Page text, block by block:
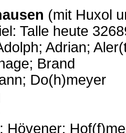
(mit Huxol
Talle heute
Adrian;
Brand
Do(h)meyer
Hövener;